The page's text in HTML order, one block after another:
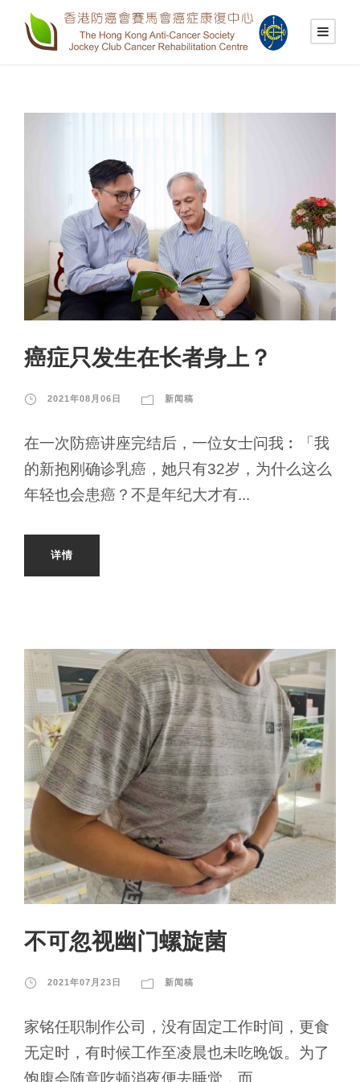
癌症只发生在长者身上？
2021年08月06日 新闻稿
在一次防癌讲座完结后，一位女士问我︰「我
的新抱刚确诊乳癌，她只有32岁，为什么这么
年轻也会患癌？不是年纪大才有...
详情
不可忽视幽门螺旋菌
2021年07月23日 新闻稿
家铭任职制作公司，没有固定工作时间，更食
无定时，有时候工作至凌晨也未吃晚饭。为了
饱腹会随意吃顿消夜便去睡觉，而...